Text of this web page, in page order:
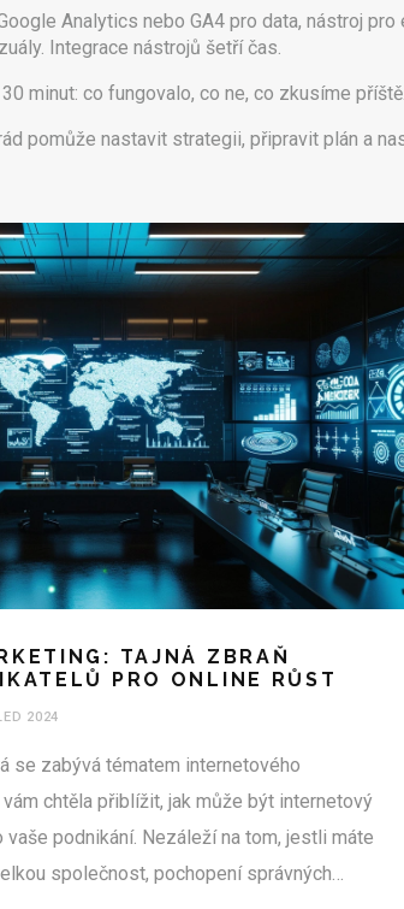
Analytics nebo GA4 pro data, nástroj
Integrace nástrojů šetří čas.
minut: co fungovalo, co ne, co zkusíme
pomůže nastavit strategii, připravit plán a
TAJNÁ ZBRAŇ
PRO ONLINE RŮST
2024
se zabývá tématem internetového
chtěla přiblížit, jak může být internetový
vaše podnikání. Nezáleží na tom, jestli máte
společnost, pochopení správných